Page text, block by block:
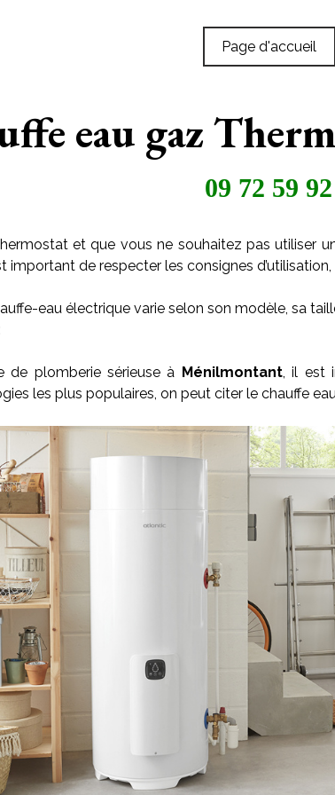
Page d'accueil
eau gaz
09 72 59
et que vous ne souhaitez pas utiliser
de respecter les consignes d’utilisation,
eau électrique varie selon son modèle, sa
de plomberie sérieuse à Ménilmontant, il est
les plus populaires, on peut citer le chauffe